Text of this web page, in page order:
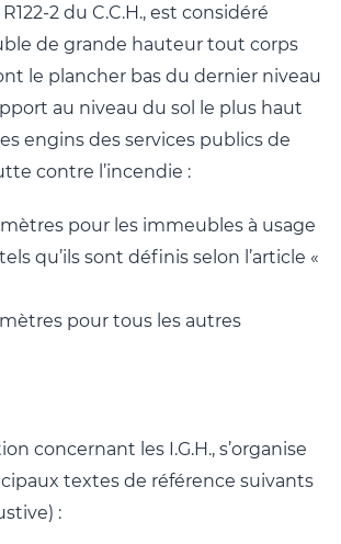
2 du C.C.H., est considéré
de grande hauteur tout corps
le plancher bas du dernier niveau
au niveau du sol le plus haut
engins des services publics de
contre l’incendie :
pour les immeubles à usage
qu’ils sont définis selon l’article «
pour tous les autres
concernant les I.G.H., s’organise
textes de référence suivants
: